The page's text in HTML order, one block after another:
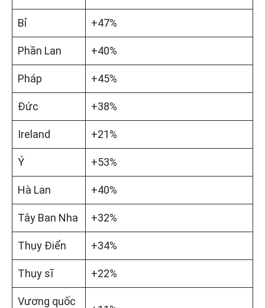
Bỉ +47%
Phần Lan +40%
Pháp +45%
Đức +38%
Ireland +21%
Ý +53%
Hà Lan +40%
Tây Ban Nha +32%
Thụy Điển +34%
Thụy sĩ +22%
Vương quốc